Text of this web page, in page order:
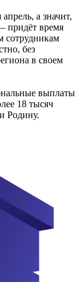
а значит,
придёт время
сотрудникам
без
в своем
выплаты
18 тысяч
Родину.